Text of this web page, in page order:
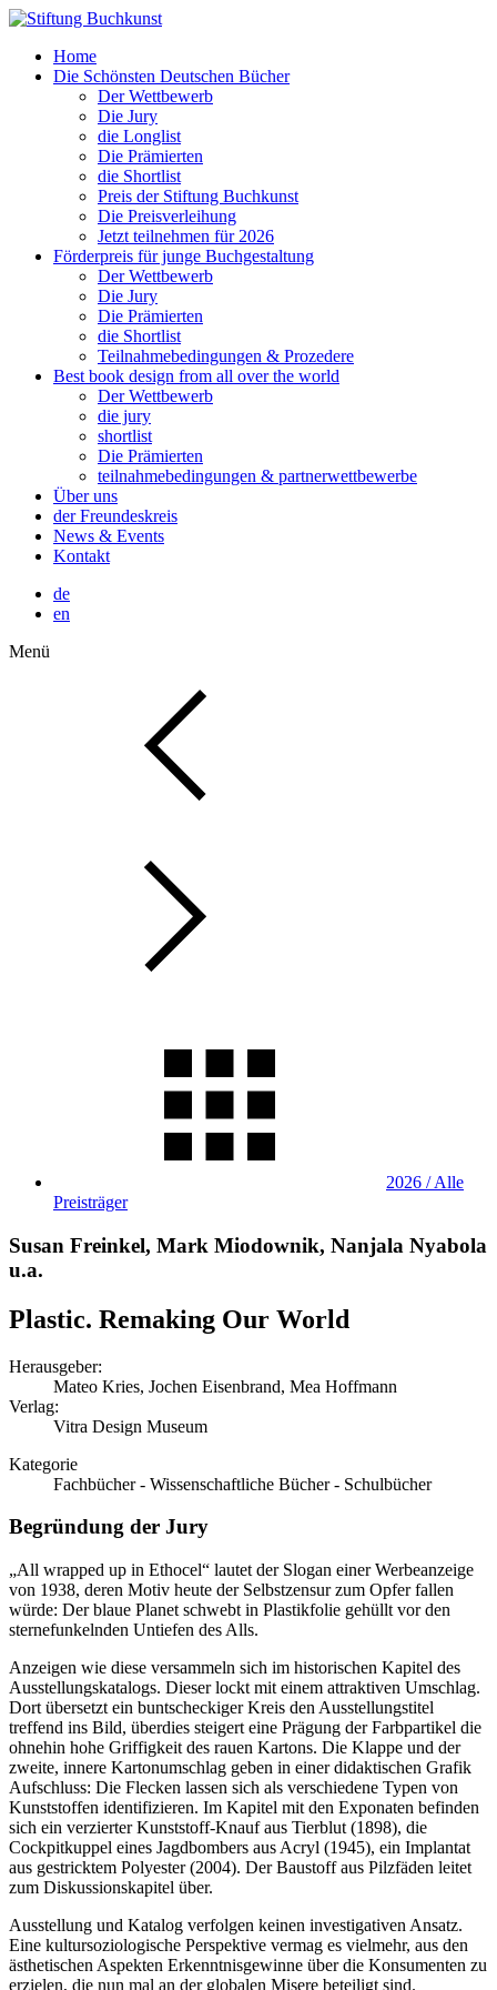
Home
Die Schönsten Deutschen Bücher
Der Wettbewerb
Die Jury
die Longlist
Die Prämierten
die Shortlist
Preis der Stiftung Buchkunst
Die Preisverleihung
Jetzt teilnehmen für 2026
Förderpreis für junge Buchgestaltung
Der Wettbewerb
Die Jury
Die Prämierten
die Shortlist
Teilnahmebedingungen & Prozedere
Best book design from all over the world
Der Wettbewerb
die jury
shortlist
Die Prämierten
teilnahmebedingungen & partnerwettbewerbe
Über uns
der Freundeskreis
News & Events
Kontakt
de
en
Menü
2026 / Alle
Preisträger
Susan Freinkel, Mark Miodownik, Nanjala Nyabola
u.a.
Plastic. Remaking Our World
Herausgeber:
Mateo Kries, Jochen Eisenbrand, Mea Hoffmann
Verlag:
Vitra Design Museum
Kategorie
Fachbücher - Wissenschaftliche Bücher - Schulbücher
Begründung der Jury
„All wrapped up in Ethocel“ lautet der Slogan einer Werbeanzeige
von 1938, deren Motiv heute der Selbstzensur zum Opfer fallen
würde: Der blaue Planet schwebt in Plastikfolie gehüllt vor den
sternefunkelnden Untiefen des Alls.
Anzeigen wie diese versammeln sich im historischen Kapitel des
Ausstellungskatalogs. Dieser lockt mit einem attraktiven Umschlag.
Dort übersetzt ein buntscheckiger Kreis den Ausstellungstitel
treffend ins Bild, überdies steigert eine Prägung der Farbpartikel die
ohnehin hohe Griffigkeit des rauen Kartons. Die Klappe und der
zweite, innere Kartonumschlag geben in einer didaktischen Grafik
Aufschluss: Die Flecken lassen sich als verschiedene Typen von
Kunststoffen identifizieren. Im Kapitel mit den Exponaten befinden
sich ein verzierter Kunststoff-Knauf aus Tierblut (1898), die
Cockpitkuppel eines Jagdbombers aus Acryl (1945), ein Implantat
aus gestricktem Polyester (2004). Der Baustoff aus Pilzfäden leitet
zum Diskussionskapitel über.
Ausstellung und Katalog verfolgen keinen investigativen Ansatz.
Eine kultursoziologische Perspektive vermag es vielmehr, aus den
ästhetischen Aspekten Erkenntnisgewinne über die Konsumenten zu
erzielen, die nun mal an der globalen Misere beteiligt sind.